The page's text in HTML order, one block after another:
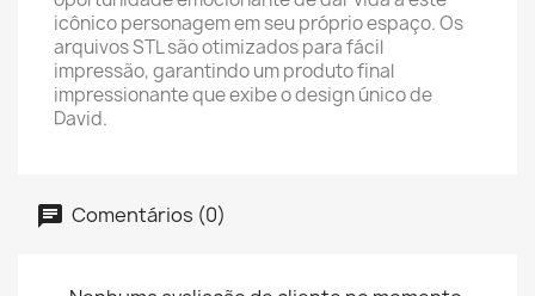
icônico personagem em seu próprio espaço. Os
arquivos STL são otimizados para fácil
impressão, garantindo um produto final
impressionante que exibe o design único de
David.
Comentários (0)